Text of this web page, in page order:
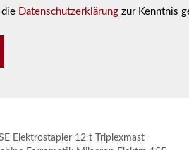
die Datenschutzerklärung zur Kenntnis
Elektrostapler 12 t Triplexmast